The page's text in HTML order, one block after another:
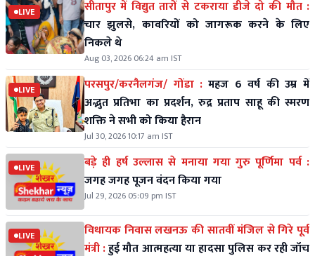
LIVE
सीतापुर में विद्युत तारों से टकराया डीजे दो की मौत :
चार झुलसे, कावरियों को जागरूक करने के लिए
निकले थे
Aug 03, 2026 06:24 am IST
LIVE परसपुर/करनैलगंज/ गोंडा : महज 6 वर्ष की उम्र में
अद्भुत प्रतिभा का प्रदर्शन, रुद्र प्रताप साहू की स्मरण
शक्ति ने सभी को किया हैरान
Jul 30, 2026 10:17 am IST
LIVE
बड़े ही हर्ष उल्लास से मनाया गया गुरु पूर्णिमा पर्व :
जगह जगह पूजन वंदन किया गया
Jul 29, 2026 05:09 pm IST
LIVE
विधायक निवास लखनऊ की सातवीं मंजिल से गिरे पूर्व
मंत्री :हुई मौत आत्महत्या या हादसा पुलिस कर रही जॉच